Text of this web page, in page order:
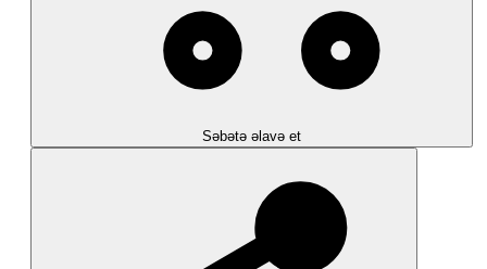
Səbətə əlavə et